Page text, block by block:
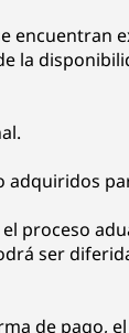
encuentran
la
adquiridos
proceso
ser
de pago,